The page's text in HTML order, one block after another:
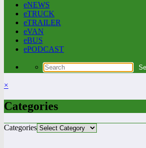
eNEWS
eTRUCK
eTRAILER
eVAN
eBUS
ePODCAST
×
Categories
Categories